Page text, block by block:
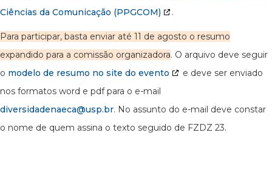
Ciências da Comunicação (PPGCOM)
.
Para participar, basta enviar até 11 de agosto o resumo
expandido para a comissão organizadora. O arquivo deve seguir
o modelo de resumo no site do evento
e deve ser enviado
nos formatos word e pdf para o e-mail
diversidadenaeca@usp.br. No assunto do e-mail deve constar
o nome de quem assina o texto seguido de FZDZ 23.